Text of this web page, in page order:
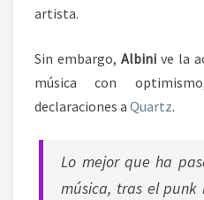
artista.
Sin embargo, Albini ve la
música con
declaraciones a Quartz.
Lo mejor que ha
música, tras el punk